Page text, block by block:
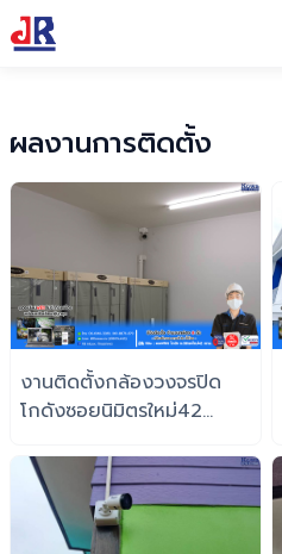
ผลงานการติดตั้ง
งานติดตั้งกล้องวงจรปิด
โกดังซอยนิมิตรใหม่42